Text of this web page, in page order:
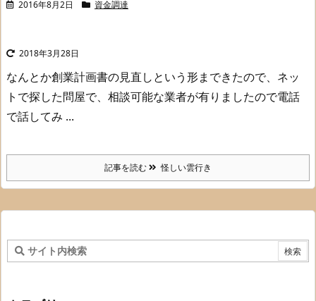
2016年8月2日 資金調達
2018年3月28日
なんとか創業計画書の見直しという形まできたので、 ネッ
トで探した問屋で、相談可能な業者が有りましたので電話
で話してみ ...
記事を読む 怪しい雲行き